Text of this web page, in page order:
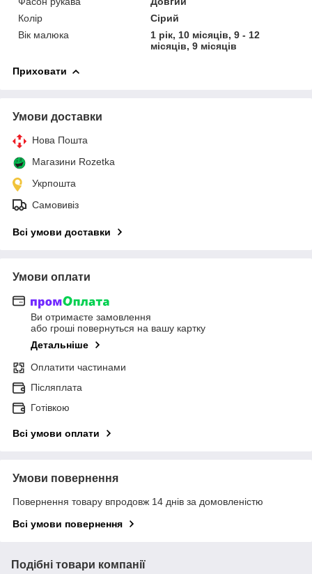
Колір
Сірий
Вік малюка
1 рік, 10 місяців, 9 - 12
місяців, 9 місяців
Приховати
Умови доставки
Нова Пошта
Магазини Rozetka
Укрпошта
Самовивіз
Всі умови доставки
Умови оплати
Ви отримаєте замовлення
або гроші повернуться на вашу картку
Детальніше
Оплатити частинами
Післяплата
Готівкою
Всі умови оплати
Умови повернення
Повернення товару впродовж 14 днів за домовленістю
Всі умови повернення
Подібні товари компанії